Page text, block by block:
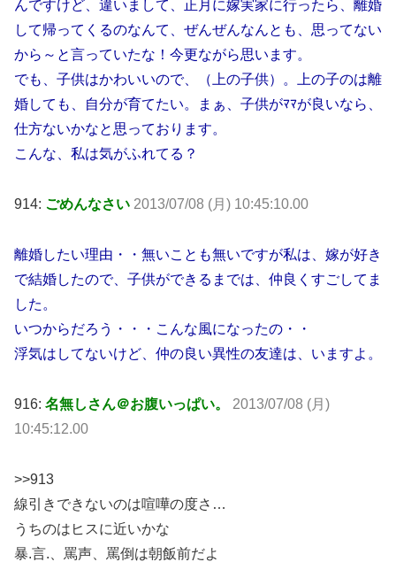
んですけど、違いまして、正月に嫁実家に行ったら、離婚
して帰ってくるのなんて、ぜんぜんなんとも、思ってない
から～と言っていたな！今更ながら思います。
でも、子供はかわいいので、（上の子供）。上の子のは離
婚しても、自分が育てたい。まぁ、子供がﾏﾏが良いなら、
仕方ないかなと思っております。
こんな、私は気がふれてる？
914: ごめんなさい 2013/07/08 (月) 10:45:10.00
離婚したい理由・・無いことも無いですが私は、嫁が好き
で結婚したので、子供ができるまでは、仲良くすごしてま
した。
いつからだろう・・・こんな風になったの・・
浮気はしてないけど、仲の良い異性の友達は、いますよ。
916: 名無しさん＠お腹いっぱい。 2013/07/08 (月)
10:45:12.00
>>913
線引きできないのは喧嘩の度さ…
うちのはヒスに近いかな
暴.言.、罵声、罵倒は朝飯前だよ